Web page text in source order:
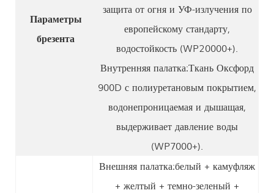
Параметры
брезента
защита от огня и УФ-излучения по
европейскому стандарту,
водостойкость (WP20000+).
Внутренняя палатка:Ткань Оксфорд
900D с полиуретановым покрытием,
водонепроницаемая и дышащая,
выдерживает давление воды
(WP7000+).
Внешняя палатка:белый + камуфляж
+ желтый + темно-зеленый +